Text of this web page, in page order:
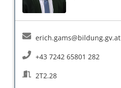
erich.gams@bildung.gv.at
+43 7242 65801 282
2T2.28